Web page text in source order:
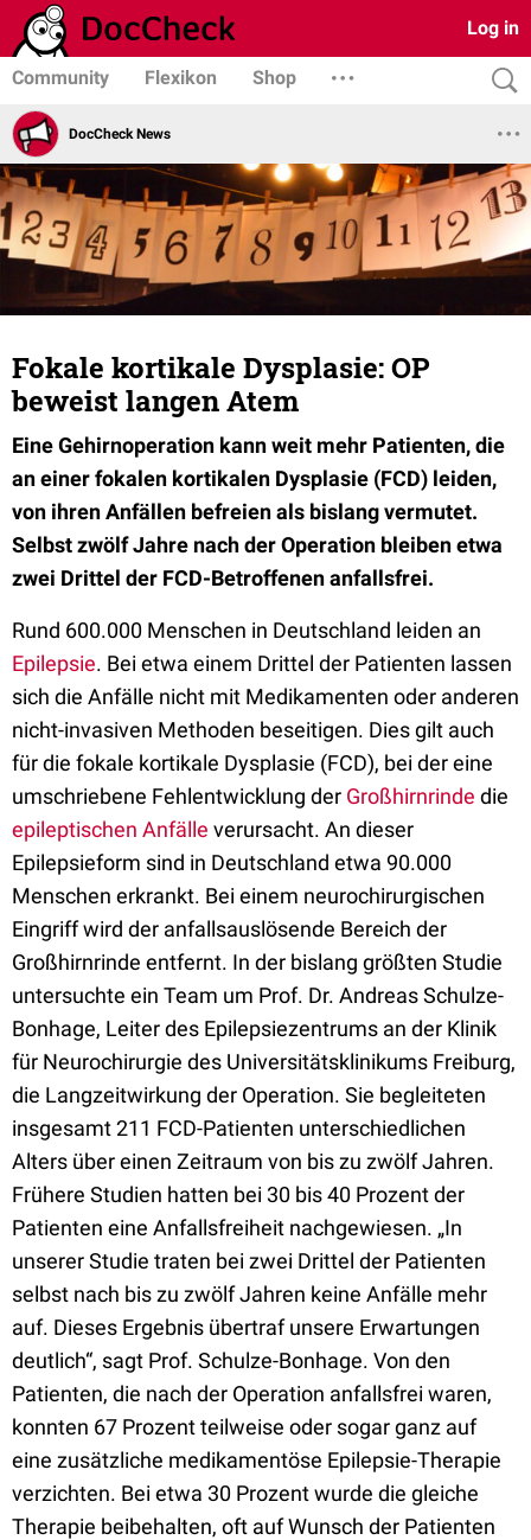
Log in
Community Flexikon Shop
DocCheck News
Fokale kortikale Dysplasie: OP
beweist langen Atem
Eine Gehirnoperation kann weit mehr Patienten, die
an einer fokalen kortikalen Dysplasie (FCD) leiden,
von ihren Anfällen befreien als bislang vermutet.
Selbst zwölf Jahre nach der Operation bleiben etwa
zwei Drittel der FCD-Betroffenen anfallsfrei.
Rund 600.000 Menschen in Deutschland leiden an
Epilepsie. Bei etwa einem Drittel der Patienten lassen
sich die Anfälle nicht mit Medikamenten oder anderen
nicht-invasiven Methoden beseitigen. Dies gilt auch
für die fokale kortikale Dysplasie (FCD), bei der eine
umschriebene Fehlentwicklung der Großhirnrinde die
epileptischen Anfälle verursacht. An dieser
Epilepsieform sind in Deutschland etwa 90.000
Menschen erkrankt. Bei einem neurochirurgischen
Eingriff wird der anfallsauslösende Bereich der
Großhirnrinde entfernt. In der bislang größten Studie
untersuchte ein Team um Prof. Dr. Andreas Schulze-
Bonhage, Leiter des Epilepsiezentrums an der Klinik
für Neurochirurgie des Universitätsklinikums Freiburg,
die Langzeitwirkung der Operation. Sie begleiteten
insgesamt 211 FCD-Patienten unterschiedlichen
Alters über einen Zeitraum von bis zu zwölf Jahren.
Frühere Studien hatten bei 30 bis 40 Prozent der
Patienten eine Anfallsfreiheit nachgewiesen. „In
unserer Studie traten bei zwei Drittel der Patienten
selbst nach bis zu zwölf Jahren keine Anfälle mehr
auf. Dieses Ergebnis übertraf unsere Erwartungen
deutlich“, sagt Prof. Schulze-Bonhage. Von den
Patienten, die nach der Operation anfallsfrei waren,
konnten 67 Prozent teilweise oder sogar ganz auf
eine zusätzliche medikamentöse Epilepsie-Therapie
verzichten. Bei etwa 30 Prozent wurde die gleiche
Therapie beibehalten, oft auf Wunsch der Patienten